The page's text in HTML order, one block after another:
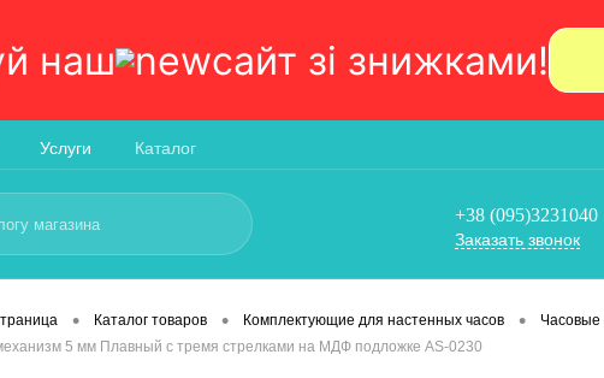
наш сайт зi знижками!
Услуги Каталог
+38 (095)3231040
Заказать звонок
• Каталог товаров • Комплектующие для настенных часов • Часовые
5 мм Плавный с тремя стрелками на МДФ подложке AS-0230